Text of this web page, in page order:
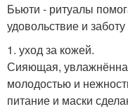
Бьюти - ритуалы
удовольствие и
1. уход за кожей.
Сияющая,
молодостью и
питание и маски